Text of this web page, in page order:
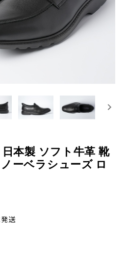
本製 ソフト牛革 靴
ーベラシューズ ロ
送